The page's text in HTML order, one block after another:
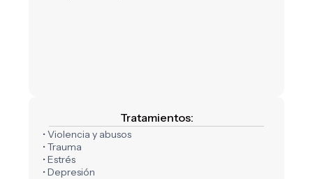
Tratamientos:
• Violencia y abusos
• Trauma
• Estrés
• Depresión